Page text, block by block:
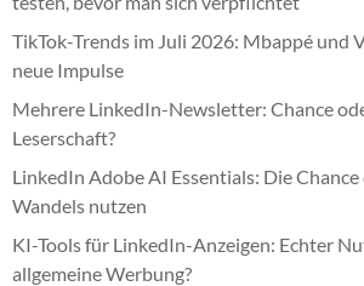
TikTok-Trends im Juli 2026: Mbappé und
neue Impulse
Mehrere LinkedIn-Newsletter: Chance
Leserschaft?
LinkedIn Adobe AI Essentials: Die
Wandels nutzen
KI-Tools für LinkedIn-Anzeigen: Echter
allgemeine Werbung?